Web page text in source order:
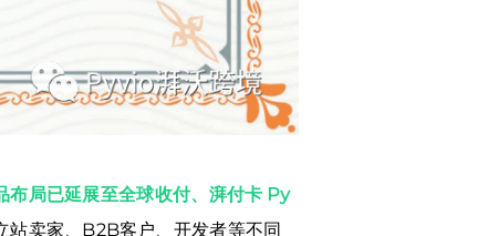
布局已延展至全球收付、湃付卡 Py
站卖家、B2B客户、开发者等不同